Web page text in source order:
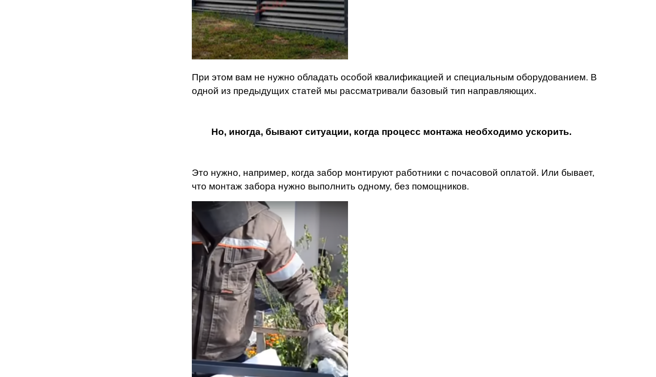
При этом вам не нужно обладать особой квалификацией и специальным оборудованием. В
одной из предыдущих статей мы рассматривали базовый тип направляющих.
Но, иногда, бывают ситуации, когда процесс монтажа необходимо ускорить.
Это нужно, например, когда забор монтируют работники с почасовой оплатой. Или бывает,
что монтаж забора нужно выполнить одному, без помощников.